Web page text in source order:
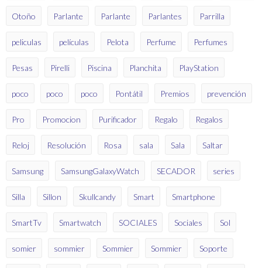
Otoño Parlante Parlante Parlantes Parrilla
peliculas películas Pelota Perfume Perfumes
Pesas Pirelli Piscina Planchita PlayStation
poco poco poco Pontátil Premios prevención
Pro Promocion Purificador Regalo Regalos
Reloj Resolución Rosa sala Sala Saltar
Samsung SamsungGalaxyWatch SECADOR series
Silla Sillon Skullcandy Smart Smartphone
SmartTv Smartwatch SOCIALES Sociales Sol
somier sommier Sommier Sommier Soporte